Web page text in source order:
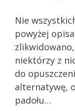
Nie
powyżej
niektórzy z
do
alternatywę,
padołu…